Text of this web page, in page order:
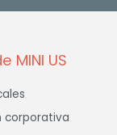
MINI US
corporativa